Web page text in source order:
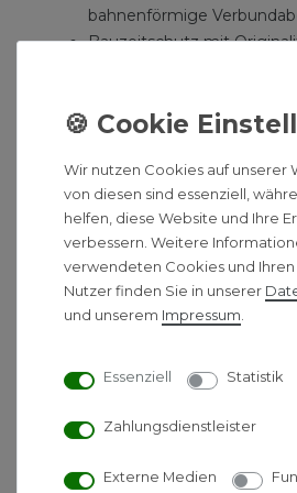
bahnenförmige
Bauzeitschutz mit
Aufnahme zur Montage
Estrich
mittigem Rinnenstutzen
Ablaufs
innerem Gefälle zur
Schallschutzstreifen
Tauchrohrdichtung
Fliesenmulde Plate
Einlegen in den
belastbar nach
Wir nutzen Cookies auf unserer
von diesen sind essenziell,
helfen, diese Website und Ihre
verbessern. Weitere
verwendeten Cookies und Ihren
Nutzer finden Sie in unserer
und unserem Impressum
Essenziell Statistik
Zahlungsdienstleister
Externe Medien